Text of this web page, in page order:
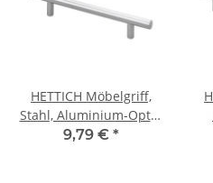
HETTICH Möbelgriff,
Stahl, Aluminium-Optik,
BA 128mm
9,79 € *